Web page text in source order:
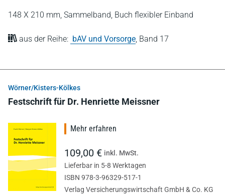
148 X 210 mm, Sammelband, Buch flexibler Einband
aus der Reihe: bAV und Vorsorge Band 17
Wörner/Kisters-Kölkes
Festschrift für Dr. Henriette Meissner
Mehr erfahren
109,00 € inkl. MwSt.
Lieferbar in 5-8 Werktagen
ISBN 978-3-96329-517-1
Verlag Versicherungswirtschaft GmbH & Co. KG